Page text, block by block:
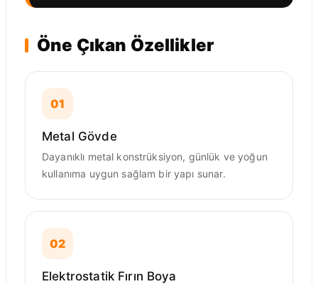
Öne Çıkan Özellikler
01
Metal Gövde
Dayanıklı metal konstrüksiyon, günlük ve yoğun
kullanıma uygun sağlam bir yapı sunar.
02
Elektrostatik Fırın Boya